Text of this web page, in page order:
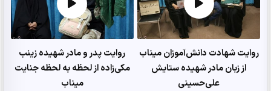
روایت شهادت دانش‌آموزان میناب
از زبان مادر شهیده ستایش
علی‌حسینی
روایت پدر و مادر شهیده زینب
مکی‌زاده از لحظه به لحظه جنایت
میناب